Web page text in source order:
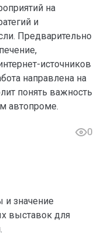
на
и
Предварительно
источников
направлена на
понять важность
автопроме.
0
и значение
выставок для